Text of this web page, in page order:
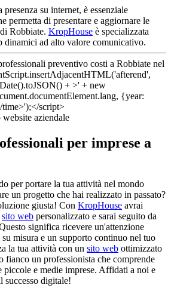
su internet, è essenziale
permetta di presentare e aggiornare le
Robbiate. KropHouse è specializzata
ad alto valore comunicativo.
aziendale
per imprese a
per portare la tua attività nel mondo
un progetto che hai realizzato in passato?
giusta! Con KropHouse avrai
sito web personalizzato e sarai seguito da
significa ricevere un'attenzione
misura e un supporto continuo nel tuo
la tua attività con un sito web ottimizzato
fianco un professionista che comprende
piccole e medie imprese. Affidati a noi e
successo digitale!